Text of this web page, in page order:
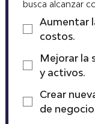
busca alcanzar
Aumentar
costos.
Mejorar la
y activos.
Crear
de